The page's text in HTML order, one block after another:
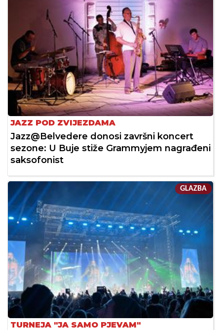
JAZZ POD ZVIJEZDAMA
Jazz@Belvedere donosi završni koncert
sezone: U Buje stiže Grammyjem nagrađeni
saksofonist
GLAZBA
TURNEJA "JA SAMO PJEVAM"